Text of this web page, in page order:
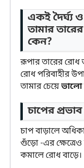
একই দৈর্ঘ্য
তামার
কেন?
রূপার তারের রোধ
রোধ পরিবাহীর
তামার চেয়েভালো
চাপের
চাপ বাড়ালে
গুঁড়ো -এর
কমালে রোধ বাড়ে।